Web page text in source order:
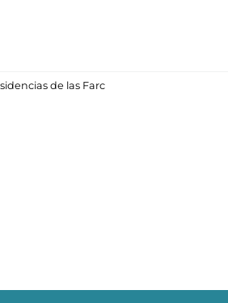
de las Farc